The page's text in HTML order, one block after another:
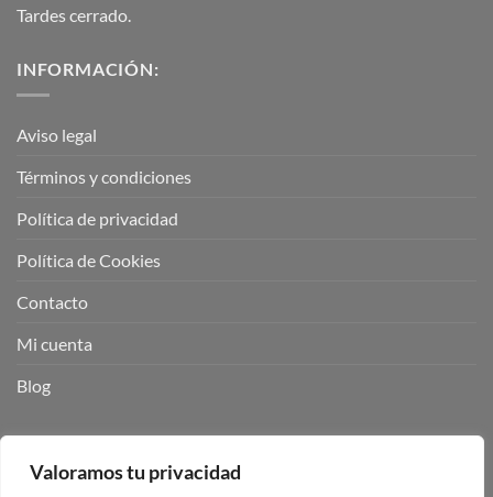
Valoramos tu privacidad
Tardes cerrado.
INFORMACIÓN:
Aviso legal
Términos y condiciones
Política de privacidad
Política de Cookies
Contacto
Mi cuenta
Blog